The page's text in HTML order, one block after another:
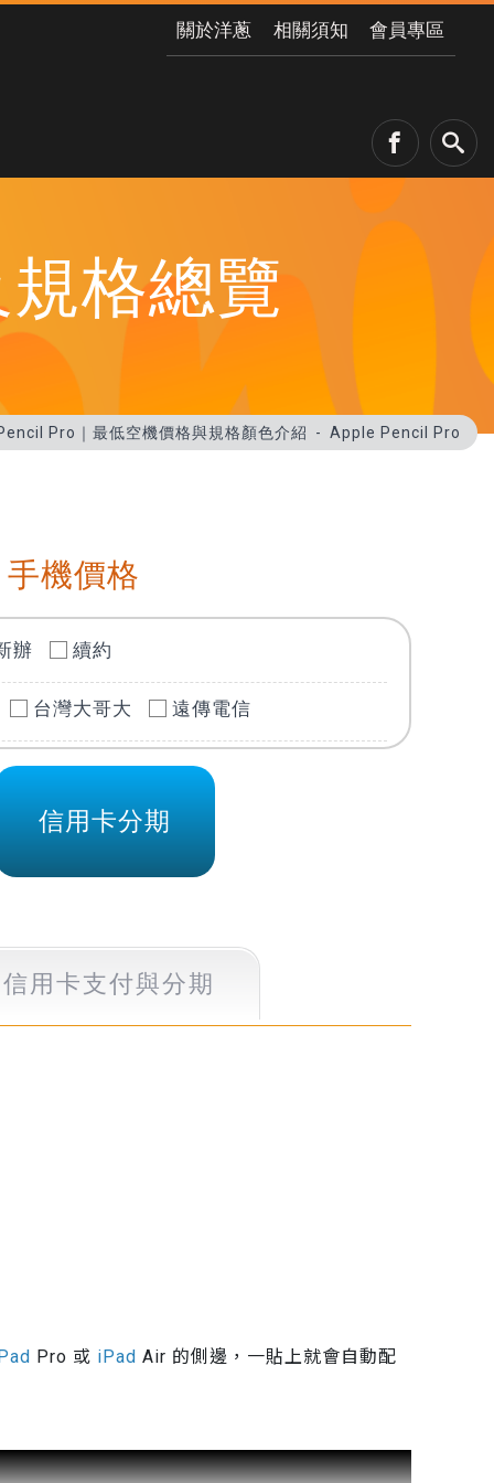
關於洋蔥 相關須知 會員專區
格總覽
Pro｜最低空機價格與規格顏色介紹 Apple Pencil Pro
機價格
辦 續約
台灣大哥大 遠傳電信
信用卡分期
信用卡支付與分期
Pro 或 iPad Air 的側邊，一貼上就會自動配